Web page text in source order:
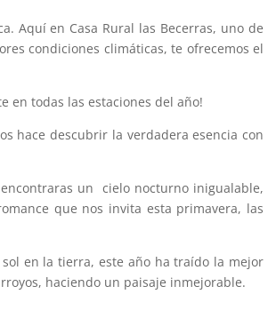
Aquí en Casa Rural las Becerras, uno de
condiciones climáticas, te ofrecemos el
en todas las estaciones del año!
hace descubrir la verdadera esencia con
un cielo nocturno inigualable,
que nos invita esta primavera, las
en la tierra, este año ha traído la mejor
haciendo un paisaje inmejorable.